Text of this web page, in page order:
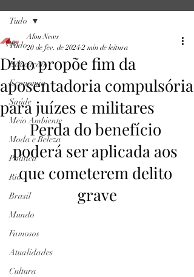
Tudo
Educação
Economia
Saúde
Meio Ambiente
Moda e Beleza
Política
Rio
Brasil
Mundo
Famosos
Atualidades
Cultura
Tudo
Dino propõe fim da
aposentadoria compulsória
para juízes e militares
Alou News
20 de fev. de 2024 2 min de leitura
Perda do benefício
poderá ser aplicada aos
que cometerem delito
grave